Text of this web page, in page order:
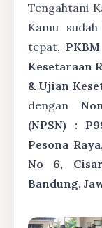
Tengahtani
Kamu
tepat,
Kesetaraan
& Ujian
dengan
(NPSN) :
Pesona
No 6,
Bandung,